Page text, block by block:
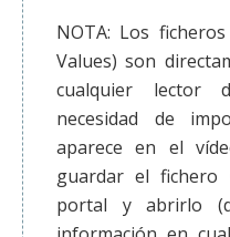
NOTA: Los
Values) son
cualquier lector
necesidad de
aparece en el
guardar el fichero
portal y abrirlo